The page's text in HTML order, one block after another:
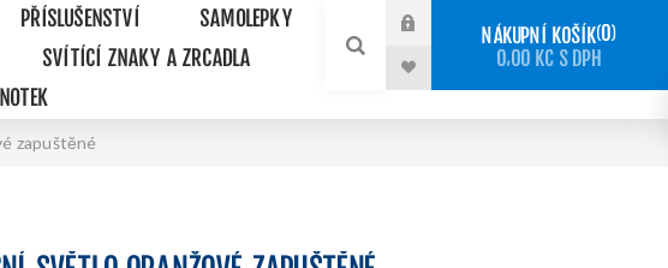
PŘÍSLUŠENSTVÍ
SAMOLEPKY
SVÍTÍCÍ ZNAKY A ZRCADLA
NÁKUPNÍ KOŠÍK 0
0,00 KČ S DPH
zapuštěné